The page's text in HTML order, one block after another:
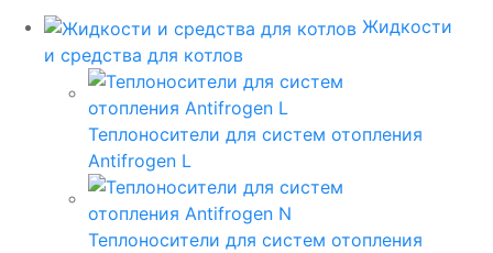
Жидкости
и средства для котлов
Теплоносители для систем отопления
Antifrogen L
Теплоносители для систем отопления